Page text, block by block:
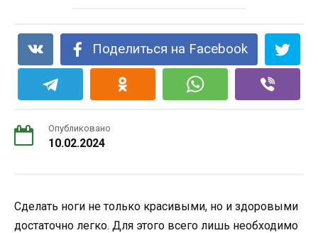
Поделиться на Facebook
Опубликовано
10.02.2024
Сделать ноги не только красивыми, но и здоровыми
достаточно легко. Для этого всего лишь необходимо